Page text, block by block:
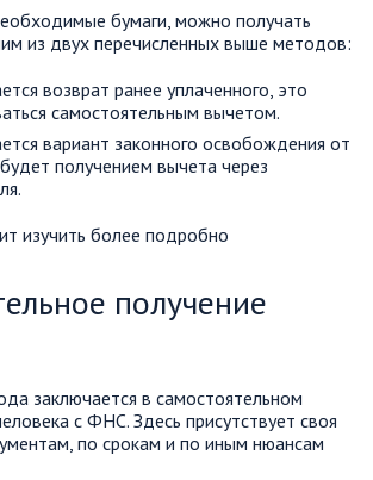
бумаги, можно получать
из двух перечисленных выше методов:
возврат ранее уплаченного, это
самостоятельным вычетом.
вариант законного освобождения от
получением вычета через
изучить более подробно
получение
заключается в самостоятельном
с ФНС. Здесь присутствует своя
по срокам и по иным нюансам